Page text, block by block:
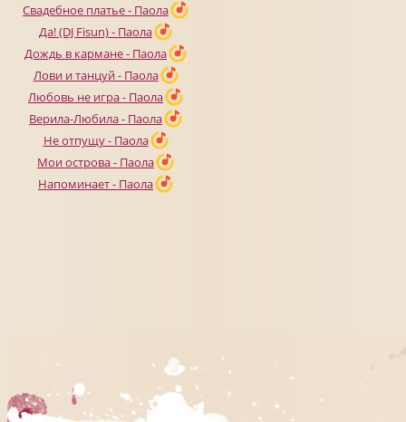
Свадебное платье - Паола
Да! (DJ Fisun) - Паола
Дождь в кармане - Паола
Лови и танцуй - Паола
Любовь не игра - Паола
Верила-Любила - Паола
Не отпущу - Паола
Мои острова - Паола
Напоминает - Паола